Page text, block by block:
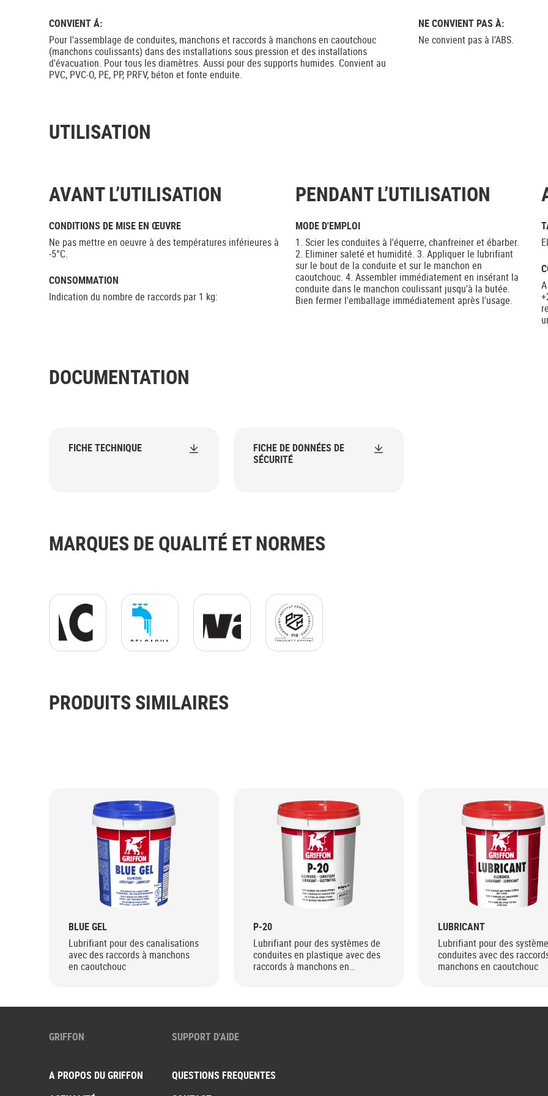
CONVIENT Á:
Pour l'assemblage de conduites, manchons et raccords à manchons en caoutchouc
(manchons coulissants) dans des installations sous pression et des installations
d'évacuation. Pour tous les diamètres. Aussi pour des supports humides. Convient au
PVC, PVC-O, PE, PP, PRFV, béton et fonte enduite.
NE CONVIENT PAS À:
Ne convient pas à l'ABS.
UTILISATION
AVANT L’UTILISATION
CONDITIONS DE MISE EN ŒUVRE
Ne pas mettre en oeuvre à des températures inférieures à
-5°C.
CONSOMMATION
Indication du nombre de raccords par 1 kg:
PENDANT L’UTILISATION
MODE D'EMPLOI
1. Scier les conduites à l'équerre, chanfreiner et ébarber.
2. Eliminer saleté et humidité. 3. Appliquer le lubrifiant
sur le bout de la conduite et sur le manchon en
caoutchouc. 4. Assembler immédiatement en insérant la
conduite dans le manchon coulissant jusqu'à la butée.
Bien fermer l'emballage immédiatement après l'usage.
DOCUMENTATION
FICHE TECHNIQUE
FICHE DE DONNÉES DE
SÉCURITÉ
MARQUES DE QUALITÉ ET NORMES
ACS GIF.gif Belgaqua GIF.gifKiwa Logo.gif Logo PZH Black.png
PRODUITS SIMILAIRES
BLUE GEL
Lubrifiant pour des canalisations
avec des raccords à manchons
en caoutchouc
P-20
Lubrifiant pour des systèmes de
conduites en plastique avec des
raccords à manchons en
LUBRICANT
Lubrifiant pour des
conduites avec des
manchons en caoutchouc
GRIFFON
A PROPOS DU GRIFFON
SUPPORT D'AIDE
QUESTIONS FREQUENTES